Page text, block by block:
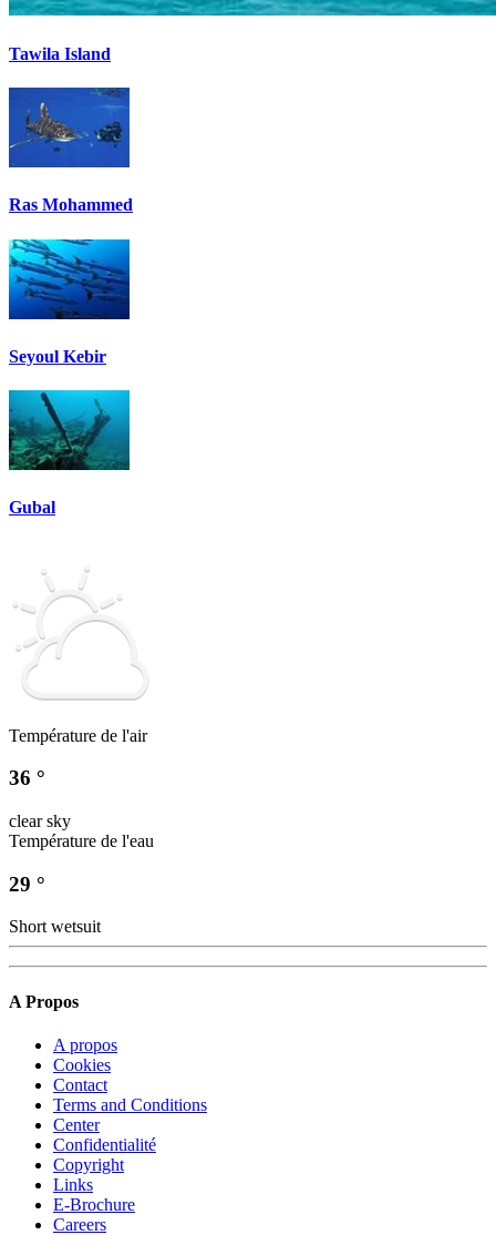
Tawila Island
Ras Mohammed
Seyoul Kebir
Gubal
Température de l'air
36 °
clear sky
Température de l'eau
29 °
Short wetsuit
A Propos
A propos
Cookies
Contact
Terms and Conditions
Center
Confidentialité
Copyright
Links
E-Brochure
Careers